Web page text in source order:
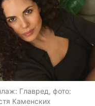
Главред, фото:
Каменских